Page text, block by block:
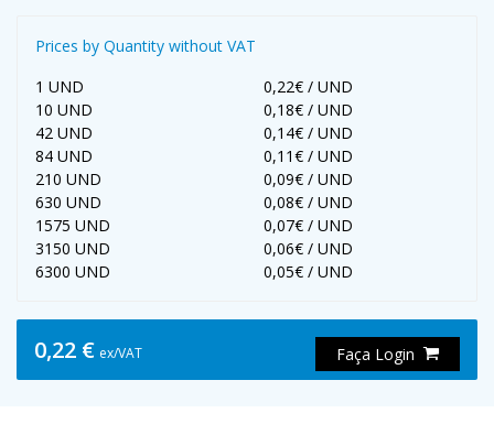
Prices by Quantity without VAT
1 UND
0,22€ / UND
10 UND
0,18€ / UND
42 UND
0,14€ / UND
84 UND
0,11€ / UND
210 UND
0,09€ / UND
630 UND
0,08€ / UND
1575 UND
0,07€ / UND
3150 UND
0,06€ / UND
6300 UND
0,05€ / UND
0,22 € ex/VAT Faça Login